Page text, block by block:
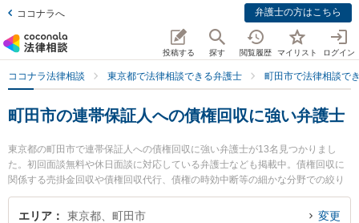
ココナラへ 弁護士の方はこちら
投稿する 探す 閲覧履歴 マイリスト ログイン
ココナラ法律相談 東京都で法律相談できる弁護士 町田市で法律相談で
町田市の連帯保証人への債権回収に強い弁護士
東京都の町田市で連帯保証人への債権回収に強い弁護士が13名見つかりまし
た。初回面談無料や休日面談に対応している弁護士なども掲載中。債権回収に
関係する売掛金回収や債権回収代行、債権の時効中断等の細かな分野での絞り
込み検索もでき便利です。特に至誠総合法律事務所の野澤 孝有弁護士や永島法
律事務所の永島 徹弁護士、町田シビック綜合法律事務所の廣田 智也弁護士のプ
エリア 東京都、町田市 変更